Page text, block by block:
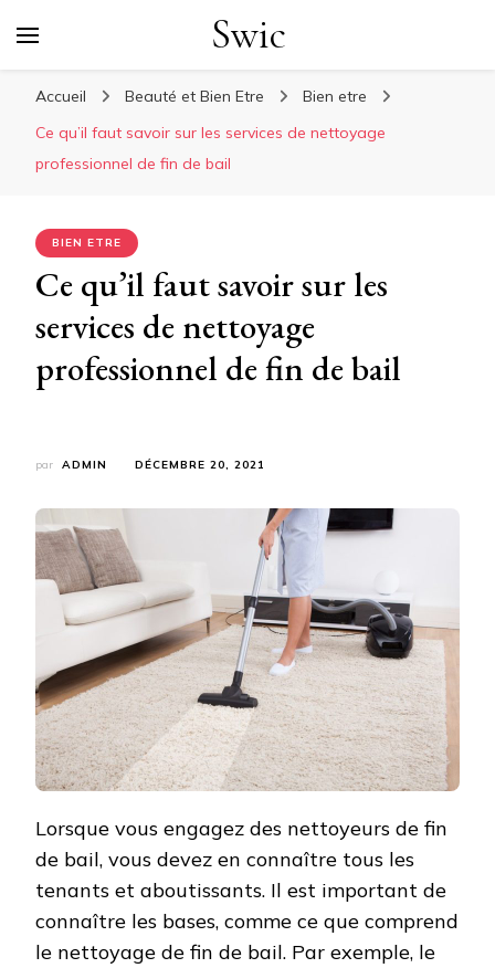
Swic
Accueil Beauté et Bien Etre
Bien etre
Ce qu’il faut savoir sur les services de nettoyage
professionnel de fin de bail
BIEN ETRE
Ce qu’il faut savoir sur les
services de nettoyage
professionnel de fin de bail
par ADMIN DÉCEMBRE 20, 2021
Lorsque vous engagez des nettoyeurs de fin
de bail, vous devez en connaître tous les
tenants et aboutissants. Il est important de
connaître les bases, comme ce que comprend
le nettoyage de fin de bail. Par exemple, le